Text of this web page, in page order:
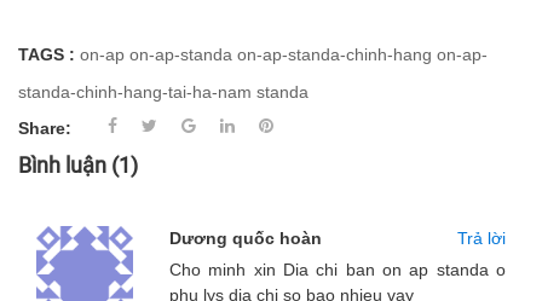
TAGS : on-ap on-ap-standa on-ap-standa-chinh-hang on-ap-
standa-chinh-hang-tai-ha-nam standa
Share:
Bình luận (1)
Dương quốc hoàn
Trả lời
Cho minh xin Dia chi ban on ap standa o
phu lys dia chi so bao nhieu vay